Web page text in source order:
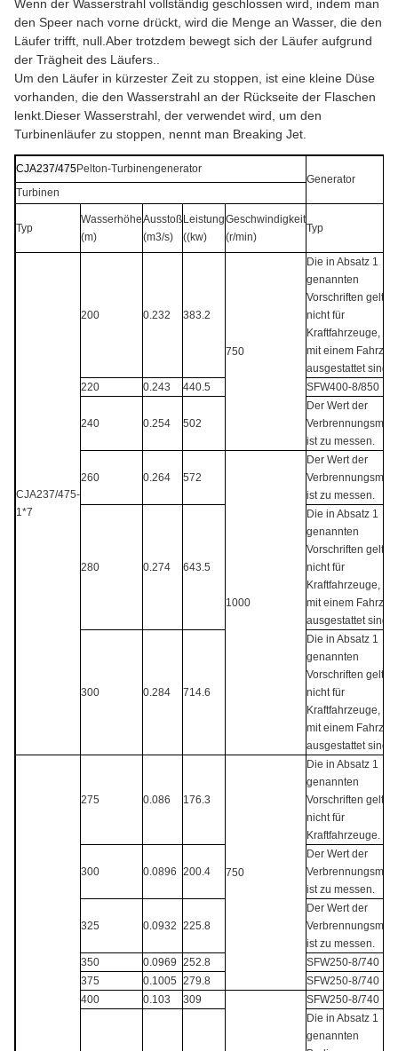
Wenn der Wasserstrahl vollständig geschlossen wird, indem man
den Speer nach vorne drückt, wird die Menge an Wasser, die den
Läufer trifft, null.Aber trotzdem bewegt sich der Läufer aufgrund
der Trägheit des Läufers..
Um den Läufer in kürzester Zeit zu stoppen, ist eine kleine Düse
vorhanden, die den Wasserstrahl an der Rückseite der Flaschen
lenkt.Dieser Wasserstrahl, der verwendet wird, um den
Turbinenläufer zu stoppen, nennt man Breaking Jet.
CJA237/475Pelton-Turbinengenerator
Generator
Turbinen
Typ
Wasserhöhe
(m)
Ausstoß
(m3/s)
Leistung
((kw)
Geschwindigkeit
(r/min)
Typ
CJA237/475-
1*7
200 0.232 383.2
750
Die in Absatz 1
genannten
Vorschriften gelten
nicht für
Kraftfahrzeuge, die
mit einem
ausgestattet sind.
220
0.243 440.5 SFW400-8/850
240 0.254 502
Der Wert der
ist zu messen.
260 0.264 572
1000
Der Wert der
ist zu messen.
280 0.274 643.5
Die in Absatz 1
genannten
Vorschriften gelten
nicht für
Kraftfahrzeuge, die
mit einem
ausgestattet sind.
300 0.284 714.6
Die in Absatz 1
genannten
Vorschriften gelten
nicht für
Kraftfahrzeuge, die
mit einem
ausgestattet sind.
275 0.086 176.3
750
Die in Absatz 1
genannten
Vorschriften gelten
nicht für
Kraftfahrzeuge.
300 0.0896 200.4
Der Wert der
ist zu messen.
325 0.0932 225.8
Der Wert der
ist zu messen.
350
0.0969 252.8
SFW250-8/740
375
0.1005 279.8
SFW250-8/740
400
0.103 309 SFW250-8/740
Die in Absatz 1
genannten